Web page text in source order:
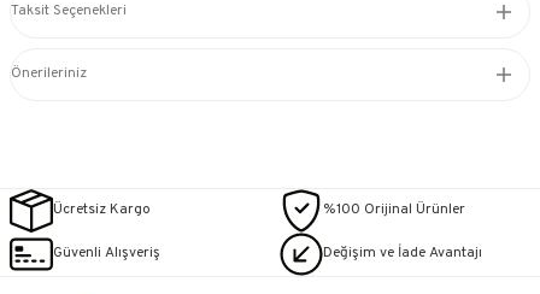
Taksit Seçenekleri
Önerileriniz
Ücretsiz Kargo %100 Orijinal Ürünler
Güvenli Alışveriş Değişim ve İade Avantajı